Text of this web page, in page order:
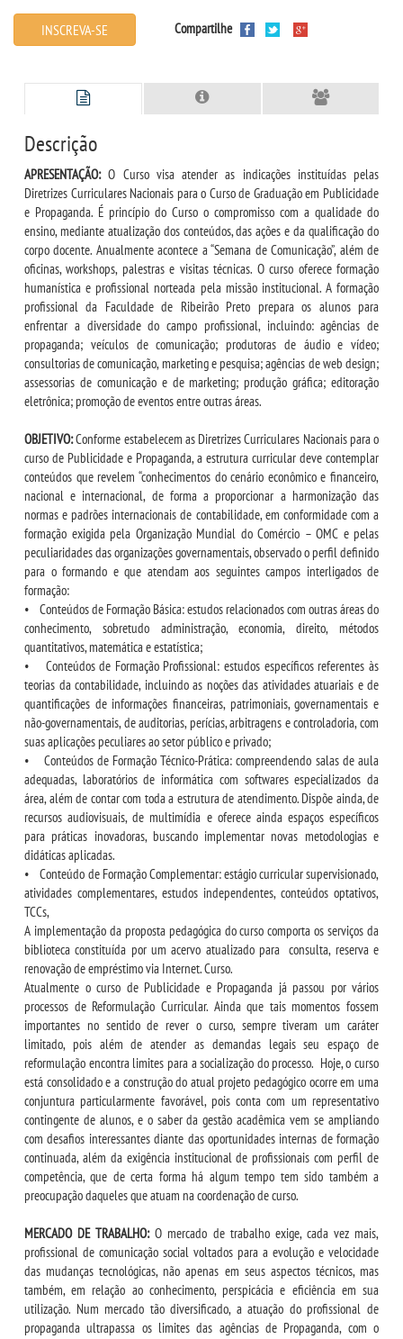
EDITAL
PUBLICAÇÕES
DESTAQUES
UNIESP NEWS
LOGIN
WEBMAIL
PORTAL DE ALUNOS
PORTAL DE PROFESSORES/ACADÊMICO
UNIESP
CONTATO
IMPRENSA
TRABALHE CONOSCO
OUVIDORIA
INSCREVA-SE Compartilhe
Descrição
APRESENTAÇÃO:O Curso visa atender as indicações instituídas pelas
Diretrizes Curriculares Nacionais para o Curso de Graduação em Publicidade
e Propaganda. É princípio do Curso o compromisso com a qualidade do
ensino, mediante atualização dos conteúdos, das ações e da qualificação do
corpo docente. Anualmente acontece a “Semana de Comunicação”, além de
oficinas, workshops, palestras e visitas técnicas. O curso oferece formação
humanística e profissional norteada pela missão institucional. A formação
profissional da Faculdade de Ribeirão Preto prepara os alunos para
enfrentar a diversidade do campo profissional, incluindo: agências de
propaganda; veículos de comunicação; produtoras de áudio e vídeo;
consultorias de comunicação, marketing e pesquisa; agências de web design;
assessorias de comunicação e de marketing; produção gráfica; editoração
eletrônica; promoção de eventos entre outras áreas.
OBJETIVO:Conforme estabelecem as Diretrizes Curriculares Nacionais para o
curso de Publicidade e Propaganda, a estrutura curricular deve contemplar
conteúdos que revelem “conhecimentos do cenário econômico e financeiro,
nacional e internacional, de forma a proporcionar a harmonização das
normas e padrões internacionais de contabilidade, em conformidade com a
formação exigida pela Organização Mundial do Comércio – OMC e pelas
peculiaridades das organizações governamentais, observado o perfil definido
para o formando e que atendam aos seguintes campos interligados de
formação:
• Conteúdos de Formação Básica: estudos relacionados com outras áreas do
conhecimento, sobretudo administração, economia, direito, métodos
quantitativos, matemática e estatística;
• Conteúdos de Formação Profissional: estudos específicos referentes às
teorias da contabilidade, incluindo as noções das atividades atuariais e de
quantificações de informações financeiras, patrimoniais, governamentais e
não-governamentais, de auditorias, perícias, arbitragens e controladoria, com
suas aplicações peculiares ao setor público e privado;
• Conteúdos de Formação Técnico-Prática: compreendendo salas de aula
adequadas, laboratórios de informática com softwares especializados da
área, além de contar com toda a estrutura de atendimento. Dispõe ainda, de
recursos audiovisuais, de multimídia e oferece ainda espaços específicos
para práticas inovadoras, buscando implementar novas metodologias e
didáticas aplicadas.
• Conteúdo de Formação Complementar: estágio curricular supervisionado,
atividades complementares, estudos independentes, conteúdos optativos,
TCCs,
A implementação da proposta pedagógica do curso comporta os serviços da
biblioteca constituída por um acervo atualizado para consulta, reserva e
renovação de empréstimo via Internet. Curso.
Atualmente o curso de Publicidade e Propaganda já passou por vários
processos de Reformulação Curricular. Ainda que tais momentos fossem
importantes no sentido de rever o curso, sempre tiveram um caráter
limitado, pois além de atender as demandas legais seu espaço de
reformulação encontra limites para a socialização do processo. Hoje, o curso
está consolidado e a construção do atual projeto pedagógico ocorre em uma
conjuntura particularmente favorável, pois conta com um representativo
contingente de alunos, e o saber da gestão acadêmica vem se ampliando
com desafios interessantes diante das oportunidades internas de formação
continuada, além da exigência institucional de profissionais com perfil de
competência, que de certa forma há algum tempo tem sido também a
preocupação daqueles que atuam na coordenação de curso.
MERCADO DE TRABALHO:O mercado de trabalho exige, cada vez mais,
profissional de comunicação social voltados para a evolução e velocidade
das mudanças tecnológicas, não apenas em seus aspectos técnicos, mas
também, em relação ao conhecimento, perspicácia e eficiência em sua
utilização. Num mercado tão diversificado, a atuação do profissional de
propaganda ultrapassa os limites das agências de Propaganda, com o